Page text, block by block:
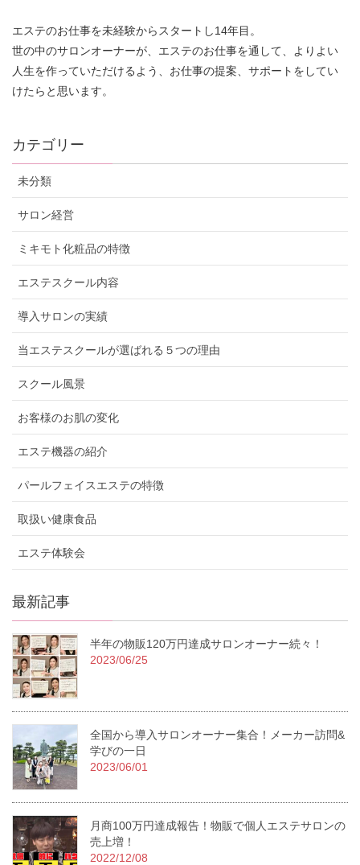
エステのお仕事を未経験からスタートし14年目。
世の中のサロンオーナーが、エステのお仕事を通して、よりよい
人生を作っていただけるよう、お仕事の提案、サポートをしてい
けたらと思います。
カテゴリー
未分類
サロン経営
ミキモト化粧品の特徴
エステスクール内容
導入サロンの実績
当エステスクールが選ばれる５つの理由
スクール風景
お客様のお肌の変化
エステ機器の紹介
パールフェイスエステの特徴
取扱い健康食品
エステ体験会
最新記事
半年の物販120万円達成サロンオーナー続々！
2023/06/25
全国から導入サロンオーナー集合！メーカー訪問&
学びの一日
2023/06/01
月商100万円達成報告！物販で個人エステサロンの
売上増！
2022/12/08